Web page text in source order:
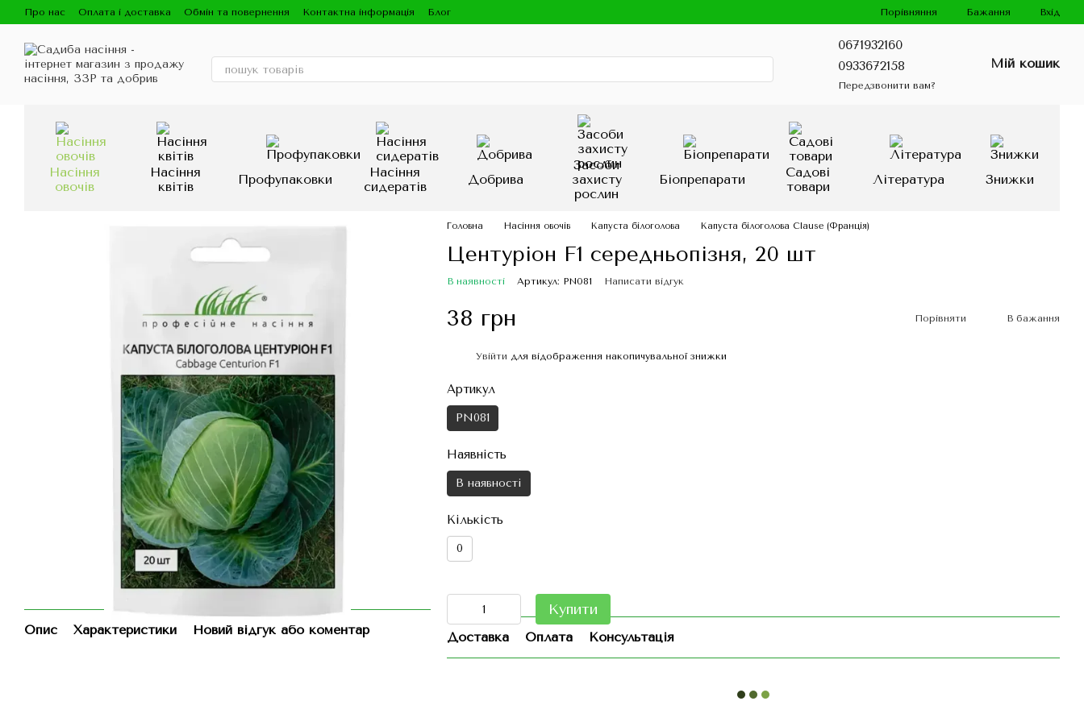
Перейти до основного контенту
Про нас Оплата і доставка Обмін та повернення Контактна інформація Блог Порівняння Бажання Вхід
0671932160
0933672158
Передзвонити вам?
Мій кошик
Насіння
овочів
Насіння
квітів
Профупаковки
Насіння
сидератів
Добрива
Засоби
захисту
рослин
Біопрепарати
Садові
товари
Література Знижки
Опис Характеристики Новий відгук або коментар
Головна Насіння овочів Капуста білоголова Капуста білоголова Clause (Франція)
Центуріон F1 середньопізня, 20 шт
В наявності Артикул: PN081 Написати відгук
38 грн Порівняти В бажання
Увійти для відображення накопичувальної знижки
Артикул
PN081
Наявність
В наявності
Кількість
0
Купити
Доставка Оплата Консультація